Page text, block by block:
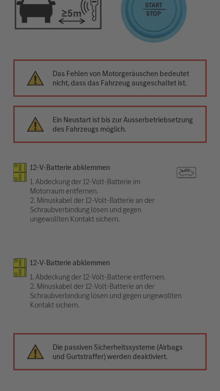
Das Fehlen von Motorgeräuschen bedeutet
nicht, dass das Fahrzeug ausgeschaltet ist.
Ein Neustart ist bis zur Ausserbetriebsetzung
des Fahrzeugs möglich.
12-V-Batterie abklemmen
1. Abdeckung der 12-Volt-Batterie im
Motorraum entfernen.
2. Minuskabel der 12-Volt-Batterie an der
Schraubverbindung lösen und gegen
ungewollten Kontakt sichern.
12-V-Batterie abklemmen
1. Abdeckung der 12-Volt-Batterie entfernen.
2. Minuskabel der 12-Volt-Batterie an der
Schraubverbindung lösen und gegen ungewollten
Kontakt sichern.
Die passiven Sicherheitssysteme (Airbags
und Gurtstraffer) werden deaktiviert.